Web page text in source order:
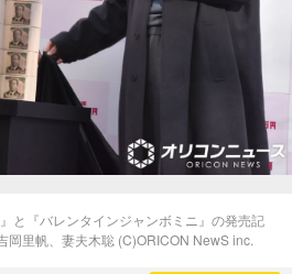
と『バレンタインジャンボミニ』の発売記
岡里帆、妻夫木聡 (C)ORICON NewS inc.